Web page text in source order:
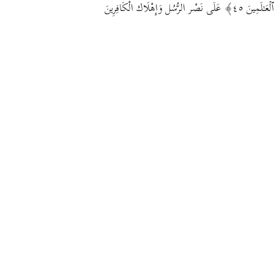
ٱلۡعَـٰلَمِینَ ٤٥﴾ عَلَى نَصْر الرُّسُل وَإِهْلَاك الْكَافِرِينَ